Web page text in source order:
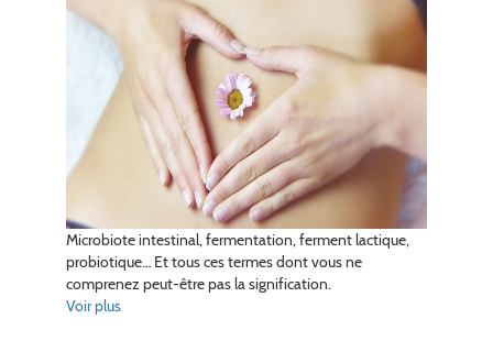
Microbiote intestinal, fermentation, ferment lactique,
probiotique… Et tous ces termes dont vous ne
comprenez peut-être pas la signification.
Voir plus